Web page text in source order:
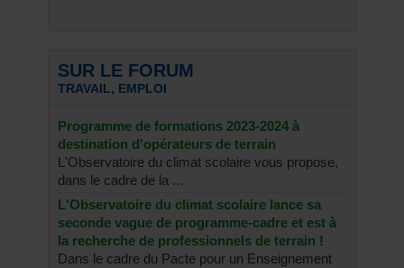
SUR LE FORUM
TRAVAIL, EMPLOI
Programme de formations 2023-2024 à
destination d'opérateurs de terrain
L'Observatoire du climat scolaire vous propose,
dans le cadre de la ...
L'Observatoire du climat scolaire lance sa
seconde vague de programme-cadre et est à
la recherche de professionnels de terrain !
Dans le cadre du Pacte pour un Enseignement